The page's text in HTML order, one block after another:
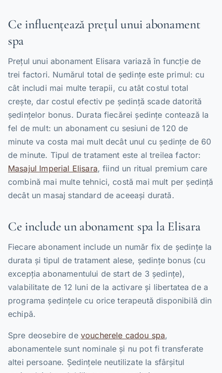
Ce influențează prețul unui abonament
spa
Prețul unui abonament Elisara variază în funcție de
trei factori. Numărul total de ședințe este primul: cu
cât includi mai multe terapii, cu atât costul total
crește, dar costul efectiv pe ședință scade datorită
ședințelor bonus. Durata fiecărei ședințe contează la
fel de mult: un abonament cu sesiuni de 120 de
minute va costa mai mult decât unul cu ședințe de 60
de minute. Tipul de tratament este al treilea factor:
Masajul Imperial Elisara, fiind un ritual premium care
combină mai multe tehnici, costă mai mult per ședință
decât un masaj standard de aceeași durată.
Ce include un abonament spa la Elisara
Fiecare abonament include un număr fix de ședințe la
durata și tipul de tratament alese, ședințe bonus (cu
excepția abonamentului de start de 3 ședințe),
valabilitate de 12 luni de la activare și libertatea de a
programa ședințele cu orice terapeută disponibilă din
echipă.
Spre deosebire de voucherele cadou spa,
abonamentele sunt nominale și nu pot fi transferate
altei persoane. Ședințele neutilizate la sfârșitul